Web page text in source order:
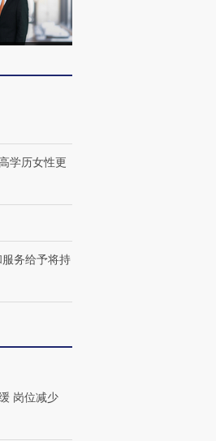
学历女性更
务给予将持
岗位减少